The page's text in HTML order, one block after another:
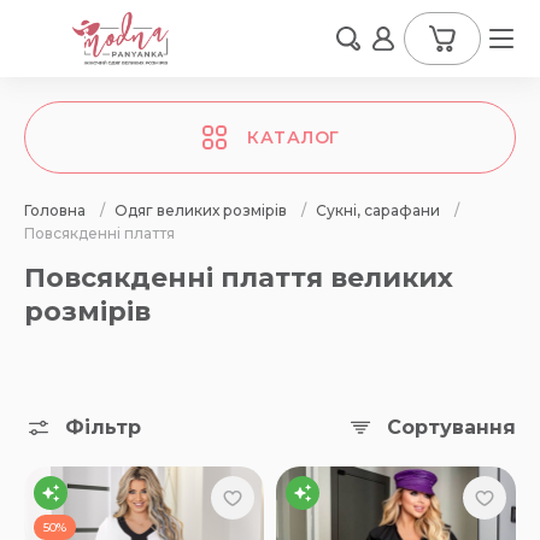
КАТАЛОГ
Головна / Одяг великих розмірів / Сукні, сарафани
/
Повсякденні плаття
Повсякденні плаття великих
розмірів
Фільтр Сортування
50%